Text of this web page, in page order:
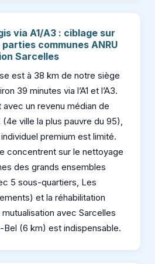
via A1/A3 : ciblage sur
communes ANRU
Sarcelles
est à 38 km de notre siège
39 minutes via l’A1 et l’A3.
un revenu médian de
ville la plus pauvre du 95),
premium est limité.
concentrent sur le nettoyage
des grands ensembles
5 sous-quartiers, Les
et la réhabilitation
avec Sarcelles
(6 km) est indispensable.